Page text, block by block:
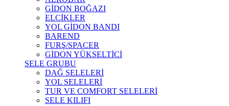
GİDON BOĞAZI
ELCİKLER
YOL GİDON BANDI
BAREND
FURŞ/SPACER
GİDON YÜKSELTİCİ
SELE GRUBU
DAĞ SELELERİ
YOL SELELERİ
TUR VE COMFORT SELELERİ
SELE KILIFI